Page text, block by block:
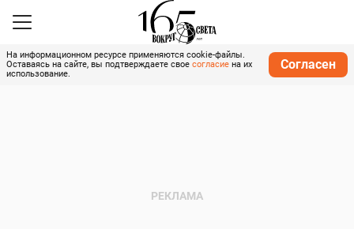
На информационном ресурсе применяются cookie-файлы.
Оставаясь на сайте, вы подтверждаете свое согласие на их
использование.
Согласен